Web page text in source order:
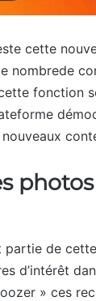
cette
nombrede
fonction
partie de
d’intérêt
» ces